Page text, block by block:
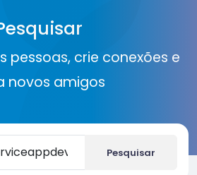
pessoas, crie conexões e
novos amigos
Pesquisar